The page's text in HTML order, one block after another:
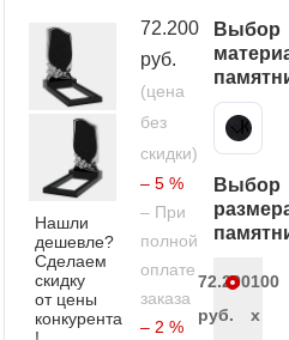
Нашли
дешевле?
Сделаем
скидку
от цены
конкурента
72.200
руб.
(цена
без
скидки)
– 5 %
– При
полной
оплате
заказа
– 2 %
Выбор
Карельский гранит
Выбор
72.200
руб.
100
x